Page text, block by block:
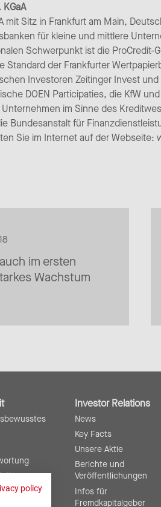
mit Sitz in Frankfurt am Main,
für kleine und mittlere
Schwerpunkt ist die ProCredit-
der Frankfurter
Investoren Zeitinger Invest
DOEN Participaties, die KfW
im Sinne des
Bundesanstalt für
Sie im Internet auf der Webseite:
im ersten
Wachstum
Investor Relations
News
Key Facts
Unsere Aktie
Berichte und
Veröffentlichungen
Infos für
Fremdkapitalgeber
policy